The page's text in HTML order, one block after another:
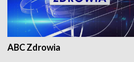
ABC Zdrowia